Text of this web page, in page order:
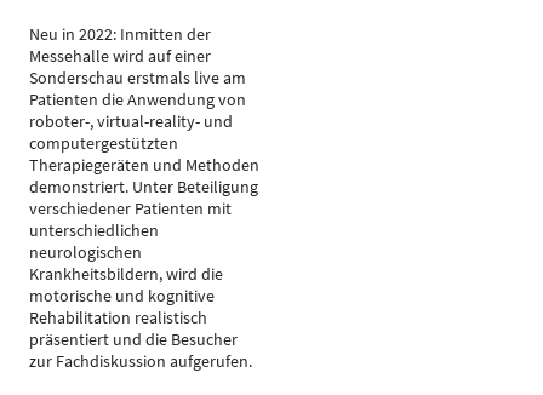
Neu in 2022: Inmitten der
Messehalle wird auf einer
Sonderschau erstmals live am
Patienten die Anwendung von
roboter-, virtual-reality- und
computergestützten
Therapiegeräten und Methoden
demonstriert. Unter Beteiligung
verschiedener Patienten mit
unterschiedlichen
neurologischen
Krankheitsbildern, wird die
motorische und kognitive
Rehabilitation realistisch
präsentiert und die Besucher
zur Fachdiskussion aufgerufen.